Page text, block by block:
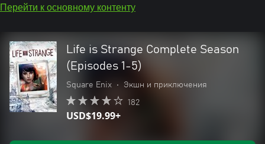
Перейти к основному контенту
Life is Strange Complete Season
(Episodes 1-5)
Square Enix • Экшн и приключения
182
USD$19.99+